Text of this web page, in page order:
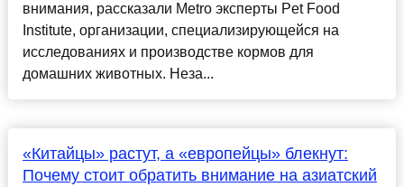
внимания, рассказали Metro эксперты Pet Food
Institute, организации, специализирующейся на
исследованиях и производстве кормов для
домашних животных. Неза...
«Китайцы» растут, а «европейцы» блекнут:
Почему стоит обратить внимание на азиатский